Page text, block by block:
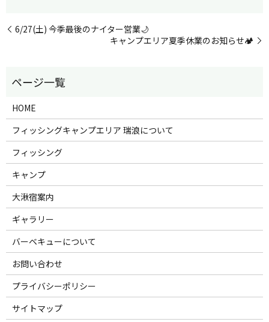
6/27(土) 今季最後のナイター営業🌙
キャンプエリア夏季休業のお知らせ🏕️
HOME
フィッシングキャンプエリア 瑞浪について
フィッシング
キャンプ
大湫宿案内
ギャラリー
バーベキューについて
お問い合わせ
プライバシーポリシー
サイトマップ